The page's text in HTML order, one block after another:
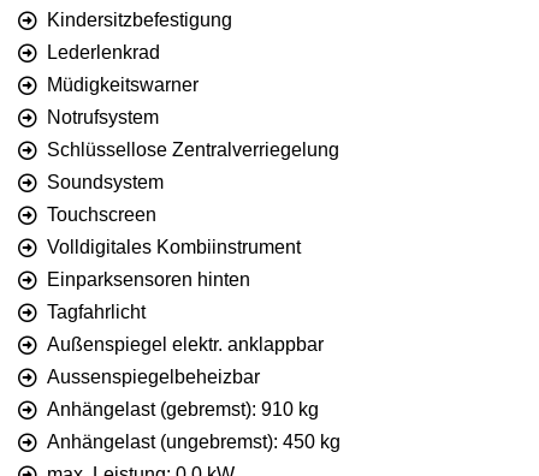
Kindersitzbefestigung
Lederlenkrad
Müdigkeitswarner
Notrufsystem
Schlüssellose Zentralverriegelung
Soundsystem
Touchscreen
Volldigitales Kombiinstrument
Einparksensoren hinten
Tagfahrlicht
Außenspiegel elektr. anklappbar
Aussenspiegelbeheizbar
Anhängelast (gebremst): 910 kg
Anhängelast (ungebremst): 450 kg